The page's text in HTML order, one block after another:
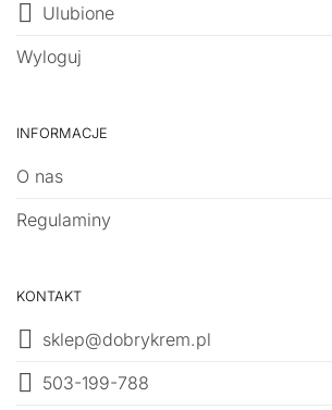
Ulubione
Wyloguj
INFORMACJE
O nas
Regulaminy
KONTAKT
sklep@dobrykrem.pl
503-199-788